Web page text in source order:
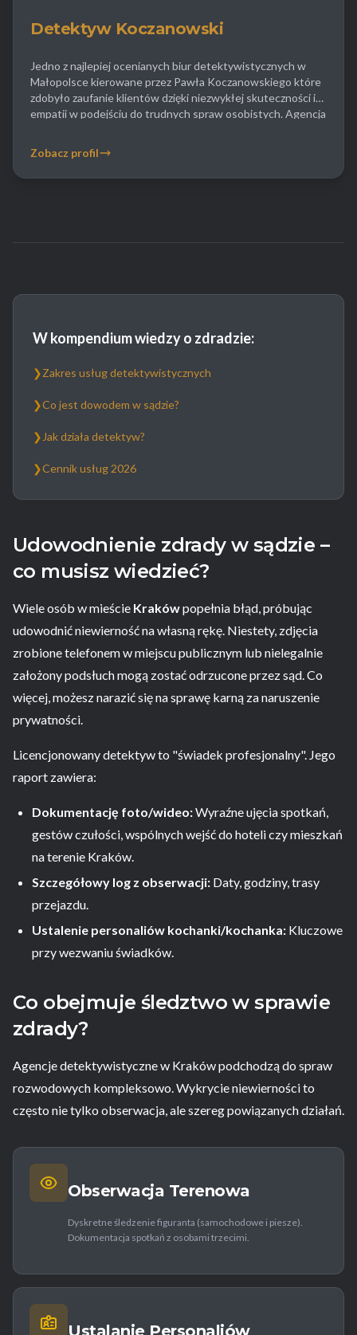
Detektyw Koczanowski
Jedno z najlepiej ocenianych biur detektywistycznych w
Małopolsce kierowane przez Pawła Koczanowskiego które
zdobyło zaufanie klientów dzięki niezwykłej skuteczności i
empatii w podejściu do trudnych spraw osobistych. Agencja
wideo dokumentujących zdradę małżeńską co jest kluczowe
w procesach z orzekaniem […]
Zobacz profil
W kompendium wiedzy o zdradzie:
❯Zakres usług detektywistycznych
❯Co jest dowodem w sądzie?
❯ Jak działa detektyw?
❯Cennik usług 2026
Udowodnienie zdrady w sądzie –
co musisz wiedzieć?
Wiele osób w mieście Krakówpopełnia błąd, próbując
udowodnić niewierność na własną rękę. Niestety, zdjęcia
zrobione telefonem w miejscu publicznym lub nielegalnie
założony podsłuch mogą zostać odrzucone przez sąd. Co
więcej, możesz narazić się na sprawę karną za naruszenie
prywatności.
Licencjonowany detektyw to "świadek profesjonalny". Jego
raport zawiera:
Dokumentację foto/wideo:Wyraźne ujęcia spotkań,
gestów czułości, wspólnych wejść do hoteli czy mieszkań
na terenie Kraków.
Szczegółowy log z obserwacji: Daty, godziny, trasy
przejazdu.
Ustalenie personaliów kochanki/kochanka: Kluczowe
przy wezwaniu świadków.
Co obejmuje śledztwo w sprawie
zdrady?
Agencje detektywistyczne w Kraków podchodzą do spraw
rozwodowych kompleksowo. Wykrycie niewierności to
często nie tylko obserwacja, ale szereg powiązanych działań.
Obserwacja Terenowa
Dyskretne śledzenie figuranta (samochodowe i piesze).
Dokumentacja spotkań z osobami trzecimi.